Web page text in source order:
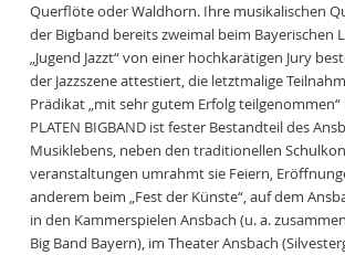
Querflöte oder Waldhorn. Ihre musikalischen
der Bigband bereits zweimal beim Bayerischen
„Jugend Jazzt“ von einer hochkarätigen Jury
der Jazzszene attestiert, die letztmalige
Prädikat „mit sehr gutem Erfolg
PLATEN BIGBAND ist fester Bestandteil des
Musiklebens, neben den traditionellen
veranstaltungen umrahmt sie Feiern,
anderem beim „Fest der Künste“, auf dem
in den Kammerspielen Ansbach (u. a.
Big Band Bayern), im Theater Ansbach